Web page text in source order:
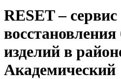
RESET – сервис
изделий в
Академический